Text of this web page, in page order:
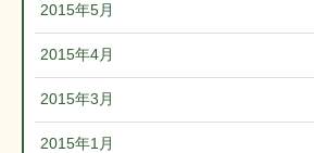
2015年5月
2015年4月
2015年3月
2015年1月